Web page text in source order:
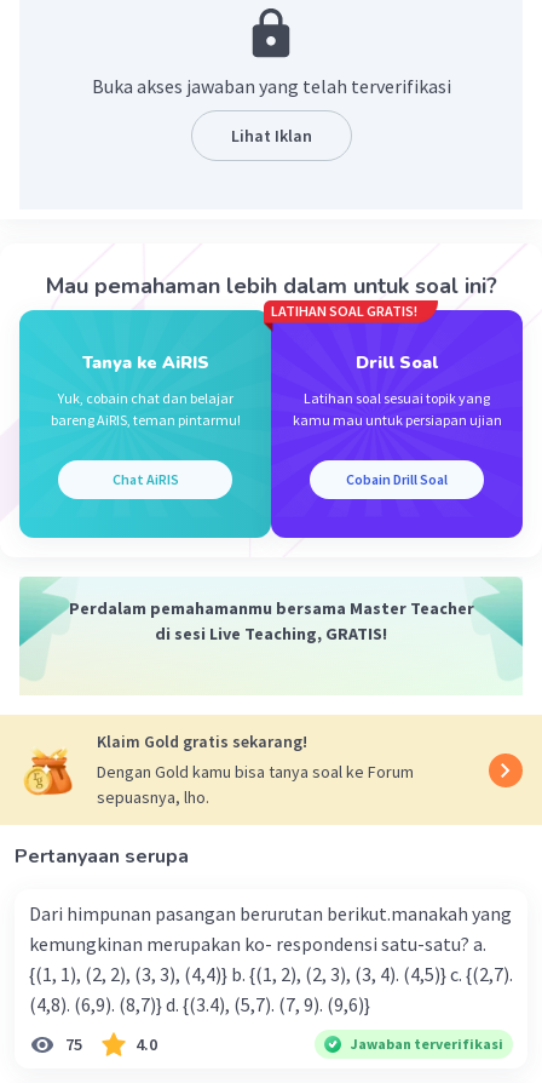
Buka akses jawaban yang telah terverifikasi
Lihat Iklan
Mau pemahaman lebih dalam untuk soal ini?
Tanya ke AiRIS
Yuk, cobain chat dan belajar
bareng AiRIS, teman pintarmu!
Chat AiRIS
LATIHAN SOAL GRATIS!
Drill Soal
Latihan soal sesuai topik yang
kamu mau untuk persiapan ujian
Cobain Drill Soal
Perdalam pemahamanmu bersama Master Teacher
di sesi Live Teaching, GRATIS!
Klaim Gold gratis sekarang!
Dengan Gold kamu bisa tanya soal ke Forum
sepuasnya, lho.
Pertanyaan serupa
Dari himpunan pasangan berurutan berikut.manakah yang
kemungkinan merupakan ko- respondensi satu-satu? a.
{(1, 1), (2, 2), (3, 3), (4,4)} b. {(1, 2), (2, 3), (3, 4). (4,5)} c. {(2,7).
(4,8). (6,9). (8,7)} d. {(3.4), (5,7). (7, 9). (9,6)}
75 4.0 Jawaban terverifikasi